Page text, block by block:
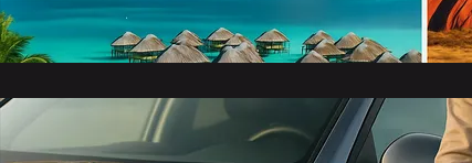
welke droombestemming past bij jou?
juli 20, 2026
Flexibel onderweg: een auto huren voor 3
of 6 maanden bij Drive4joy